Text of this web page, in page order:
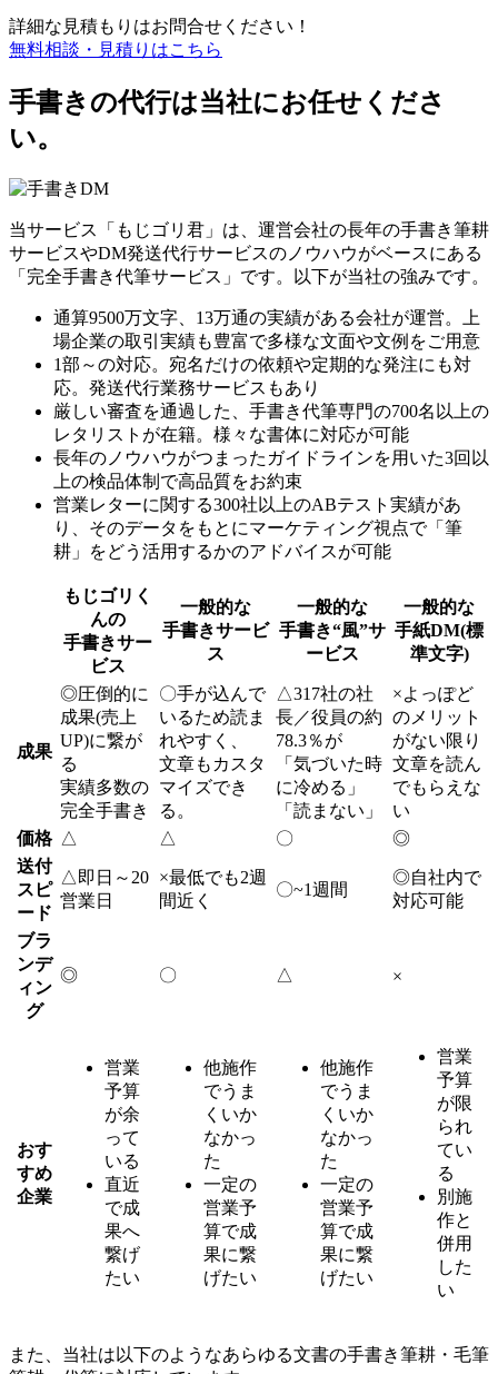
詳細な見積もりはお問合せください！
無料相談・見積りはこちら
手書きの代行は当社にお任せくださ
い。
当サービス「もじゴリ君」は、運営会社の長年の手書き筆耕
サービスやDM発送代行サービスのノウハウがベースにある
「完全手書き代筆サービス」です。以下が当社の強みです。
通算9500万文字、13万通の実績がある会社が運営。上
場企業の取引実績も豊富で多様な文面や文例をご用意
1部～の対応。宛名だけの依頼や定期的な発注にも対
応。発送代行業務サービスもあり
厳しい審査を通過した、手書き代筆専門の700名以上の
レタリストが在籍。様々な書体に対応が可能
長年のノウハウがつまったガイドラインを用いた3回以
上の検品体制で高品質をお約束
営業レターに関する300社以上のABテスト実績があ
り、そのデータをもとにマーケティング視点で「筆
耕」をどう活用するかのアドバイスが可能
もじゴリく
んの
手書きサー
ビス
一般的な
手書きサービ
ス
一般的な
手書き“風”サ
ービス
一般的な
手紙DM(標
準文字)
成果
◎圧倒的に
成果(売上
UP)に繋が
る
実績多数の
完全手書き
〇手が込んで
いるため読ま
れやすく、
文章もカスタ
マイズでき
る。
△317社の社
長／役員の約
78.3％が
「気づいた時
に冷める」
「読まない」
×よっぽど
のメリット
がない限り
文章を読ん
でもらえな
い
価格 △ △ 〇
◎
送付
スピ
ード
△ 即日～20
営業日
×最低でも2週
間近く
〇~1週間
◎自社内で
対応可能
ブラ
ンデ
ィン
グ
◎ 〇 △ ×
おす
すめ
企業
営業
予算
が余
って
いる
直近
で成
果へ
繋げ
たい
他施作
でうま
くいか
なかっ
た
一定の
営業予
算で成
果に繋
げたい
他施作
でうま
くいか
なかっ
た
一定の
営業予
算で成
果に繋
げたい
営業
予算
が限
られ
てい
る
別施
作と
併用
した
い
また、当社は以下のようなあらゆる文書の手書き筆耕・毛筆